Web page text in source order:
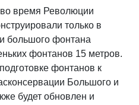
время Революции
только в
большого фонтана
фонтанов 15 метров.
фонтанов к
Большого и
будет обновлен и